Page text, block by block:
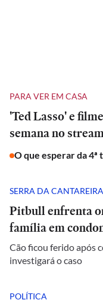
PARA VER EM CASA
'Ted Lasso' e
semana no
O que esperar da 4ª
SERRA DA CANTAREIRA
Pitbull enfrenta
família em
Cão ficou ferido após
investigará o caso
POLÍTICA